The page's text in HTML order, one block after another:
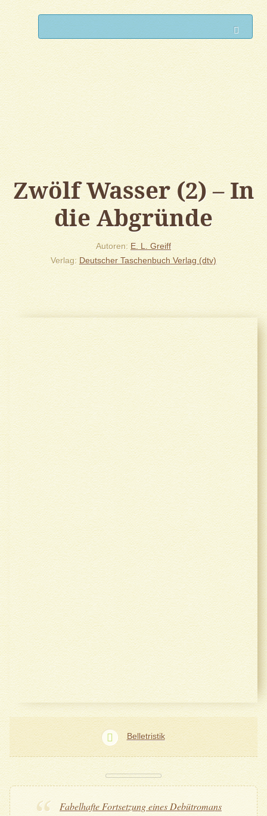
Zwölf Wasser (2) – In
die Abgründe
Autoren E. L. Greiff
Verlag Deutscher Taschenbuch Verlag (dtv)
Belletristik
Fabelhafte Fortsetzung eines Debütromans